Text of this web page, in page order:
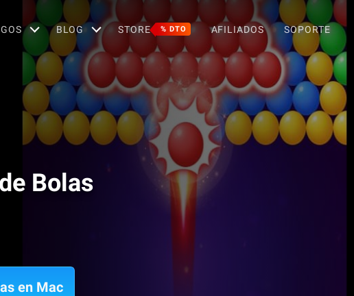
BLOG STORE % DTO AFILIADOS SOPORTE
Bolas
en Mac